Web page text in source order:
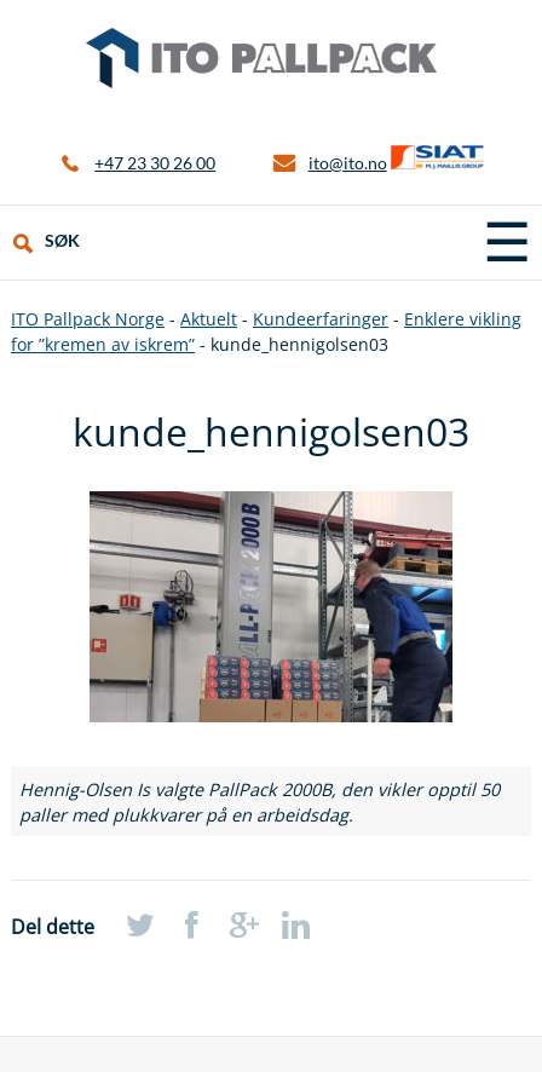
+47 23 30 26 00 ito@ito.no
☰
SØK
ITO Pallpack Norge- Aktuelt- Kundeerfaringer- Enklere vikling
for ”kremen av iskrem”- kunde_hennigolsen03
kunde_hennigolsen03
Hennig-Olsen Is valgte PallPack 2000B, den vikler opptil 50
paller med plukkvarer på en arbeidsdag.
Del dette